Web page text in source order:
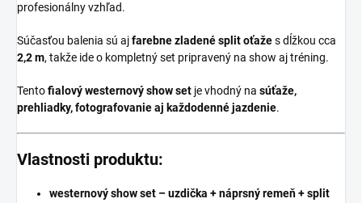
profesionálny vzhľad.
Súčasťou balenia sú ajfarebne zladené split oťažes dĺžkou cca
2,2 m, takže ide o kompletný set pripravený na show aj tréning.
Tentofialový westernový show set je vhodný na súťaže,
prehliadky, fotografovanie aj každodenné jazdenie.
Vlastnosti produktu:
westernový show set – uzdička + náprsný remeň + split